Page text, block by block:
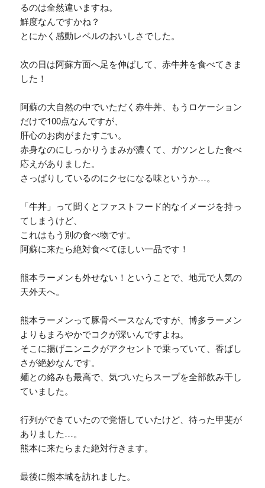
るのは全然違いますね。
鮮度なんですかね？
とにかく感動レベルのおいしさでした。
次の日は阿蘇方面へ足を伸ばして、赤牛丼を食べてきま
した！
阿蘇の大自然の中でいただく赤牛丼、もうロケーション
だけで100点なんですが、
肝心のお肉がまたすごい。
赤身なのにしっかりうまみが濃くて、ガツンとした食べ
応えがありました。
さっぱりしているのにクセになる味というか…。
「牛丼」って聞くとファストフード的なイメージを持っ
てしまうけど、
これはもう別の食べ物です。
阿蘇に来たら絶対食べてほしい一品です！
熊本ラーメンも外せない！ということで、地元で人気の
天外天へ。
熊本ラーメンって豚骨ベースなんですが、博多ラーメン
よりもまろやかでコクが深いんですよね。
そこに揚げニンニクがアクセントで乗っていて、香ばし
さが絶妙なんです。
麺との絡みも最高で、気づいたらスープを全部飲み干し
ていました。
行列ができていたので覚悟していたけど、待った甲斐が
ありました…。
熊本に来たらまた絶対行きます。
最後に熊本城を訪れました。